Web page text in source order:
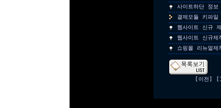
사이트하단 정
결제모듈 키파
웹사이트 신규
웹사이트 신규제
쇼핑몰 리뉴얼제
[이전]